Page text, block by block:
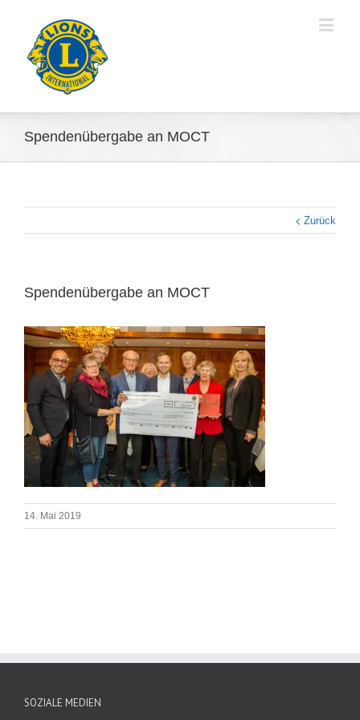
Spendenübergabe an MOCT
Zurück
Spendenübergabe an MOCT
14. Mai 2019
SOZIALE MEDIEN